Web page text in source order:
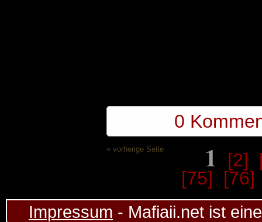
0
« vorherige Seite 1 [2]
[75]
[76]
Impressum - Mafiaii.net ist